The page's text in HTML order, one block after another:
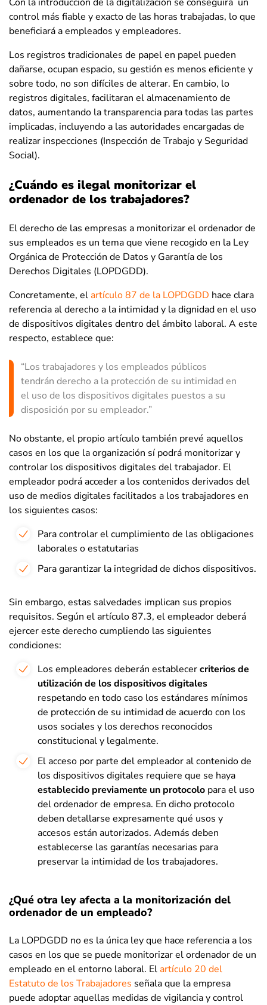
control más fiable y exacto de las horas trabajadas, lo que
beneficiará a empleados y empleadores.
Los registros tradicionales de papel en papel pueden
dañarse, ocupan espacio, su gestión es menos eficiente y
sobre todo, no son difíciles de alterar. En cambio, lo
registros digitales, facilitaran el almacenamiento de
datos, aumentando la transparencia para todas las partes
implicadas, incluyendo a las autoridades encargadas de
realizar inspecciones (Inspección de Trabajo y Seguridad
Social).
¿Cuándo es ilegal monitorizar el
ordenador de los trabajadores?
El derecho de las empresas a monitorizar el ordenador de
sus empleados es un tema que viene recogido en la Ley
Orgánica de Protección de Datos y Garantía de los
Derechos Digitales (LOPDGDD).
Concretamente, elartículo 87 de la LOPDGDD hace clara
referencia al derecho a la intimidad y la dignidad en el uso
de dispositivos digitales dentro del ámbito laboral. A este
respecto, establece que:
“Los trabajadores y los empleados públicos
tendrán derecho a la protección de su intimidad en
el uso de los dispositivos digitales puestos a su
disposición por su empleador.”
No obstante, el propio artículo también prevé aquellos
casos en los que la organización sí podrá monitorizar y
controlar los dispositivos digitales del trabajador. El
empleador podrá acceder a los contenidos derivados del
uso de medios digitales facilitados a los trabajadores en
los siguientes casos:
Para controlar el cumplimiento de las obligaciones
laborales o estatutarias
Para garantizar la integridad de dichos dispositivos.
Sin embargo, estas salvedades implican sus propios
requisitos. Según el artículo 87.3, el empleador deberá
ejercer este derecho cumpliendo las siguientes
condiciones:
Los empleadores deberán establecercriterios de
utilización de los dispositivos digitales
respetando en todo caso los estándares mínimos
de protección de su intimidad de acuerdo con los
usos sociales y los derechos reconocidos
constitucional y legalmente.
El acceso por parte del empleador al contenido de
los dispositivos digitales requiere que se haya
establecido previamente un protocolo para el uso
del ordenador de empresa. En dicho protocolo
deben detallarse expresamente qué usos y
accesos están autorizados. Además deben
establecerse las garantías necesarias para
preservar la intimidad de los trabajadores.
¿Qué otra ley afecta a la monitorización del
ordenador de un empleado?
La LOPDGDD no es la única ley que hace referencia a los
casos en los que se puede monitorizar el ordenador de un
empleado en el entorno laboral. Elartículo 20 del
Estatuto de los Trabajadores señala que la empresa
puede adoptar aquellas medidas de vigilancia y control